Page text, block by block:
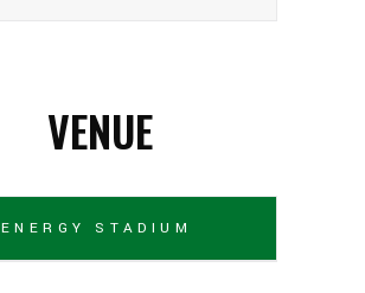
VENUE
ENERGY STADIUM